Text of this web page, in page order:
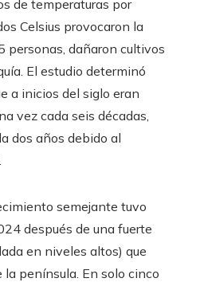
de temperaturas por
Celsius provocaron la
personas, dañaron cultivos
El estudio determinó
a inicios del siglo eran
vez cada seis décadas,
dos años debido al
semejante tuvo
después de una fuerte
en niveles altos) que
península. En solo cinco